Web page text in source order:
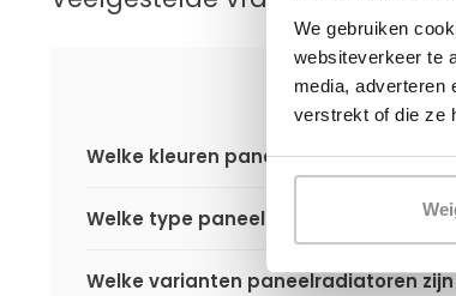
We gebruiken
websiteverkeer te
media, adverteren
verstrekt of die ze
Welke kleuren paneelradiatoren zijn
Welke type paneelradiatoren zijn er?
Welke varianten paneelradiatoren zijn